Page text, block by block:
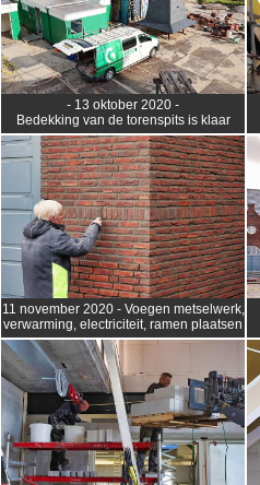
- 13 oktober 2020 -
Bedekking van de torenspits is klaar
11 november 2020 - Voegen metselwerk,
verwarming, electriciteit, ramen plaatsen